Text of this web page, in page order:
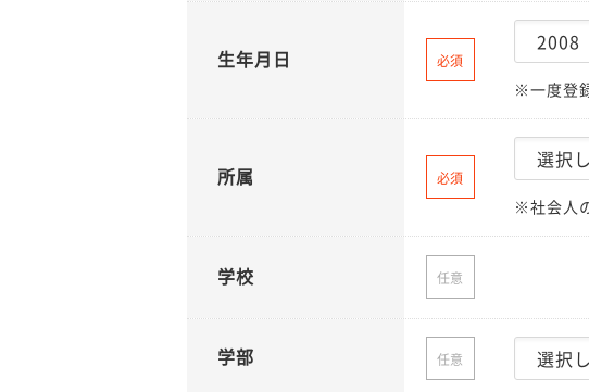
生年月日 必須
※一度登
所属 必須
※社会人
学校 任意
学部 任意